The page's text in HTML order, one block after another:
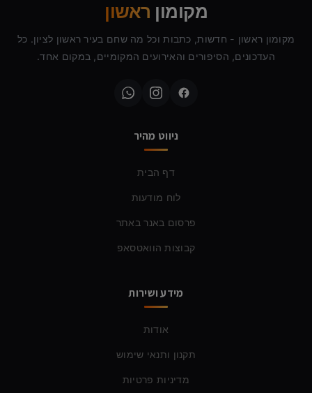
מקומון ראשון
מקומון ראשון - חדשות, כתבות וכל מה שחם בעיר ראשון לציון. כל
העדכונים, הסיפורים והאירועים המקומיים, במקום אחד.
ניווט מהיר
דף הבית
לוח מודעות
פרסום באנר באתר
קבוצות הוואטסאפ
מידע ושירות
אודות
תקנון ותנאי שימוש
מדיניות פרטיות